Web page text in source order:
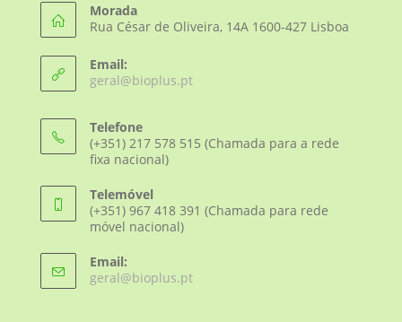
Morada
Rua César de Oliveira, 14A 1600-427 Lisboa
Email:
geral@bioplus.ptOpens
Telefone
(+351) 217 578 515 (Chamada para a rede
fixa nacional)
Telemóvel
(+351) 967 418 391 (Chamada para rede
móvel nacional)
Email:
geral@bioplus.ptOpens